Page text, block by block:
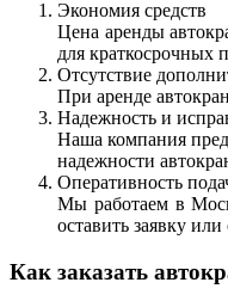
Экономия средств
Цена аренды
для краткосрочных
Отсутствие
При аренде
Надежность и
Наша компания
надежности
Оперативность
Мы работаем в
оставить заявку
Как заказать